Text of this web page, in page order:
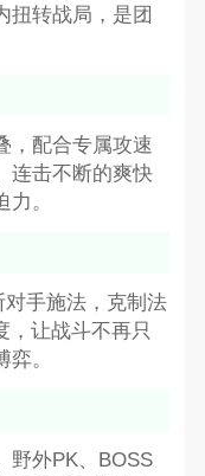
扭转战局，是团
，配合专属攻速
连击不断的爽快
。
对手施法，克制法
，让战斗不再只
。
野外PK、BOSS